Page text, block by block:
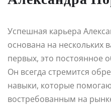
Успешная карьера
основана на нескольких
первых, это постоянное
Он всегда стремится
навыки, которые
востребованным на